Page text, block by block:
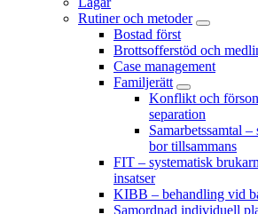
Rutiner och metoder
Bostad först
Brottsofferstöd och
Case management
Familjerätt
Konflikt och
separation
Samarbetssamtal
bor tillsammans
FIT – systematisk
insatser
KIBB – behandling vid
Samordnad individuell